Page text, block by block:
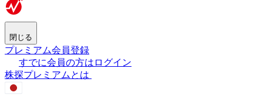
閉じる
プレミアム会員登録
すでに会員の方はログイン
株探プレミアムとは